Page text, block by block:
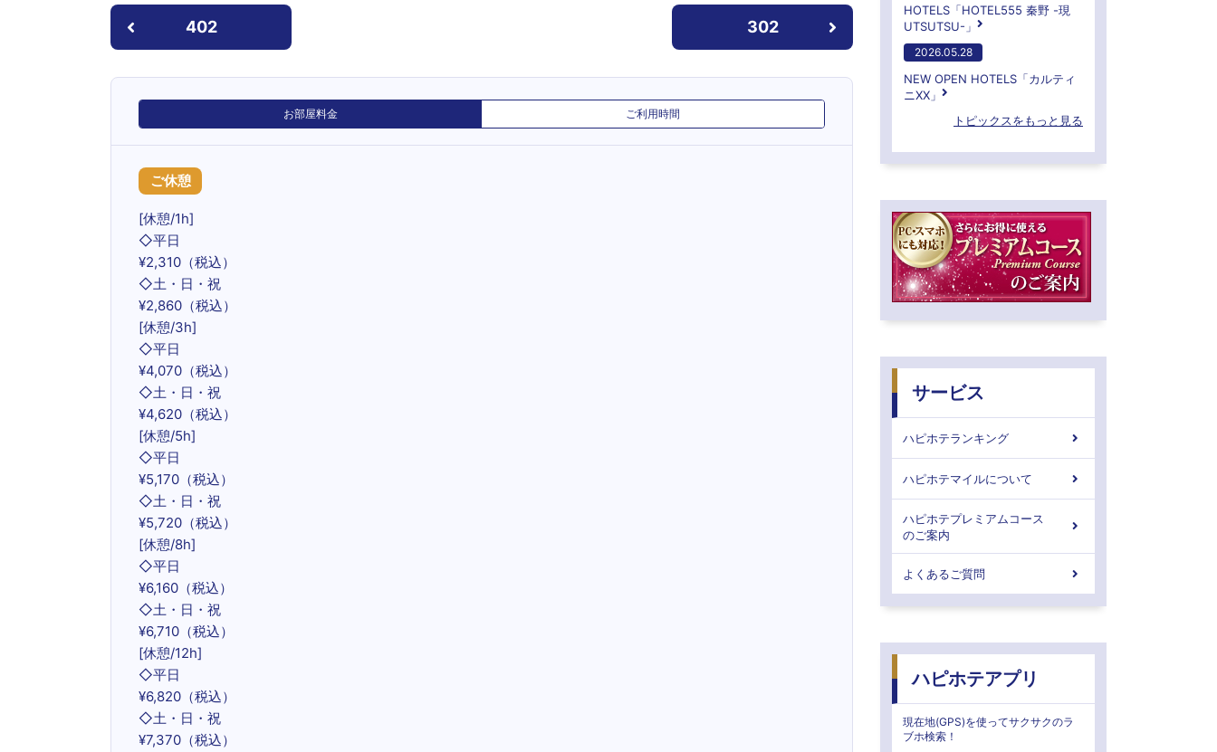
402 302
お部屋料金 ご利用時間
ご休憩
[休憩/1h]
◇平日
¥2,310（税込）
◇土・日・祝
¥2,860（税込）
[休憩/3h]
◇平日
¥4,070（税込）
◇土・日・祝
¥4,620（税込）
[休憩/5h]
◇平日
¥5,170（税込）
◇土・日・祝
¥5,720（税込）
[休憩/8h]
◇平日
¥6,160（税込）
◇土・日・祝
¥6,710（税込）
[休憩/12h]
◇平日
¥6,820（税込）
◇土・日・祝
¥7,370（税込）
HOTELS「HOTEL555 秦野 -現
UTSUTSU-」
2026.05.28
NEW OPEN HOTELS「カルティ
ニXX」
トピックスをもっと見る
サービス
ハピホテランキング
ハピホテマイルについて
ハピホテプレミアムコース
のご案内
よくあるご質問
ハピホテアプリ
現在地(GPS)を使ってサクサクのラ
ブホ検索！